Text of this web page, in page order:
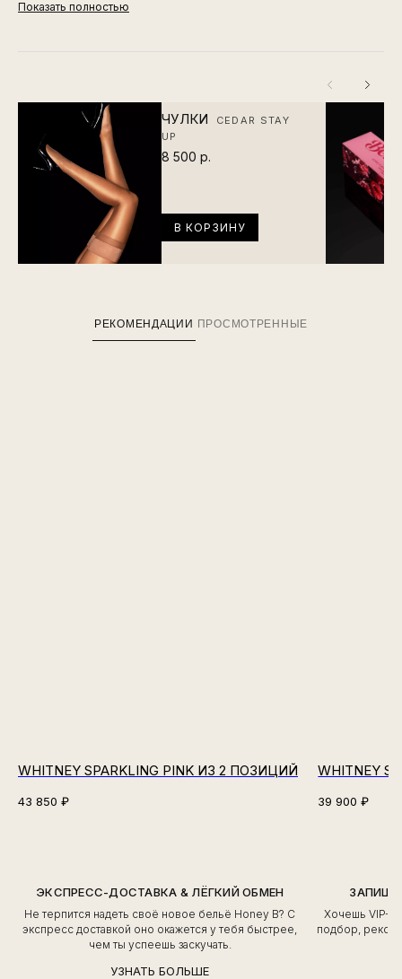
Показать полностью
ЧУЛКИ
CEDAR STAY
UP
8 500 р.
В КОРЗИНУ
РЕКОМЕНДАЦИИ ПРОСМОТРЕННЫЕ
WHITNEY SPARKLING PINK ИЗ 2 ПОЗИЦИЙ
43 850 ₽
WHITNEY
39 900 ₽
ЭКСПРЕСС-ДОСТАВКА & ЛЁГКИЙ ОБМЕН
Не терпится надеть своё новое бельё Honey B? С
экспресс доставкой оно окажется у тебя быстрее,
чем ты успеешь заскучать.
УЗНАТЬ БОЛЬШЕ
Хочешь VIP-
подбор,